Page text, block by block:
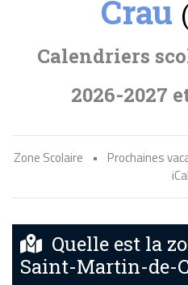
Crau
Calendriers
2026-2027
Zone Scolaire • Prochaines
iCal
Quelle est la
Saint-Martin-de-